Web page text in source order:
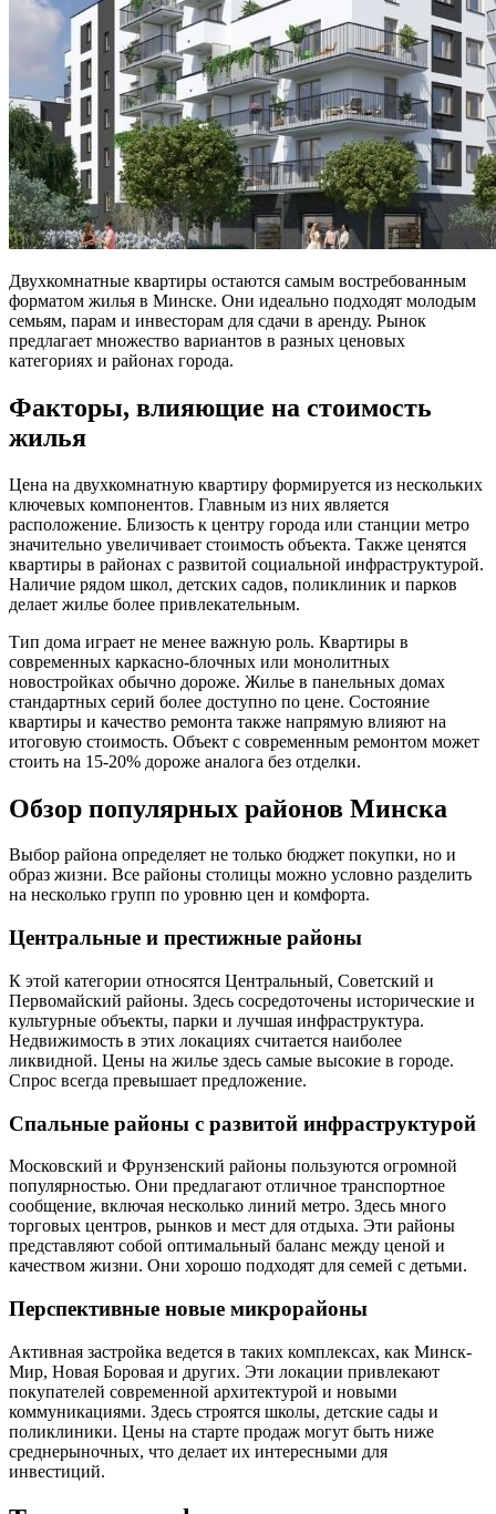
Двухкомнатные квартиры остаются самым востребованным
форматом жилья в Минске. Они идеально подходят молодым
семьям, парам и инвесторам для сдачи в аренду. Рынок
предлагает множество вариантов в разных ценовых
категориях и районах города.
Факторы, влияющие на стоимость
жилья
Цена на двухкомнатную квартиру формируется из нескольких
ключевых компонентов. Главным из них является
расположение. Близость к центру города или станции метро
значительно увеличивает стоимость объекта. Также ценятся
квартиры в районах с развитой социальной инфраструктурой.
Наличие рядом школ, детских садов, поликлиник и парков
делает жилье более привлекательным.
Тип дома играет не менее важную роль. Квартиры в
современных каркасно-блочных или монолитных
новостройках обычно дороже. Жилье в панельных домах
стандартных серий более доступно по цене. Состояние
квартиры и качество ремонта также напрямую влияют на
итоговую стоимость. Объект с современным ремонтом может
стоить на 15-20% дороже аналога без отделки.
Обзор популярных районов Минска
Выбор района определяет не только бюджет покупки, но и
образ жизни. Все районы столицы можно условно разделить
на несколько групп по уровню цен и комфорта.
Центральные и престижные районы
К этой категории относятся Центральный, Советский и
Первомайский районы. Здесь сосредоточены исторические и
культурные объекты, парки и лучшая инфраструктура.
Недвижимость в этих локациях считается наиболее
ликвидной. Цены на жилье здесь самые высокие в городе.
Спрос всегда превышает предложение.
Спальные районы с развитой инфраструктурой
Московский и Фрунзенский районы пользуются огромной
популярностью. Они предлагают отличное транспортное
сообщение, включая несколько линий метро. Здесь много
торговых центров, рынков и мест для отдыха. Эти районы
представляют собой оптимальный баланс между ценой и
качеством жизни. Они хорошо подходят для семей с детьми.
Перспективные новые микрорайоны
Активная застройка ведется в таких комплексах, как Минск-
Мир, Новая Боровая и других. Эти локации привлекают
покупателей современной архитектурой и новыми
коммуникациями. Здесь строятся школы, детские сады и
поликлиники. Цены на старте продаж могут быть ниже
среднерыночных, что делает их интересными для
инвестиций.